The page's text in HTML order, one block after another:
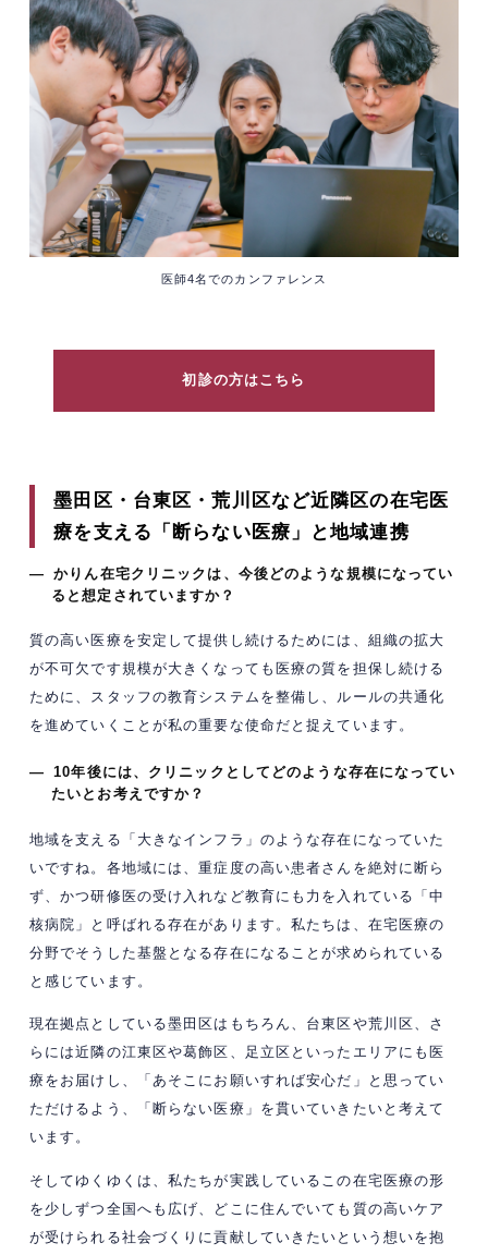
医師4名でのカンファレンス
初診の方はこちら
墨田区・台東区・荒川区など近隣区の在宅医
療を支える「断らない医療」と地域連携
— かりん在宅クリニックは、今後どのような規模になってい
ると想定されていますか？
質の高い医療を安定して提供し続けるためには、組織の拡大
が不可欠です規模が大きくなっても医療の質を担保し続ける
ために、スタッフの教育システムを整備し、ルールの共通化
を進めていくことが私の重要な使命だと捉えています。
— 10年後には、クリニックとしてどのような存在になってい
たいとお考えですか？
地域を支える「大きなインフラ」のような存在になっていた
いですね。各地域には、重症度の高い患者さんを絶対に断ら
ず、かつ研修医の受け入れなど教育にも力を入れている「中
核病院」と呼ばれる存在があります。私たちは、在宅医療の
分野でそうした基盤となる存在になることが求められている
と感じています。
現在拠点としている墨田区はもちろん、台東区や荒川区、さ
らには近隣の江東区や葛飾区、足立区といったエリアにも医
療をお届けし、「あそこにお願いすれば安心だ」と思ってい
ただけるよう、「断らない医療」を貫いていきたいと考えて
います。
そしてゆくゆくは、私たちが実践しているこの在宅医療の形
を少しずつ全国へも広げ、どこに住んでいても質の高いケア
が受けられる社会づくりに貢献していきたいという想いを抱